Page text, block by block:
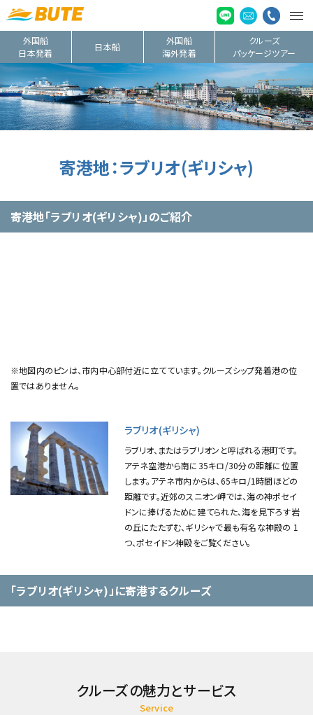
外国船
日本発着
日本船
外国船
海外発着
クルーズ
パッケージツアー
寄港地：ラブリオ(ギリシャ)
寄港地「ラブリオ(ギリシャ)」のご紹介
※地図内のピンは、市内中心部付近に立てています。クルーズシップ発着港の位
置ではありません。
ラブリオ(ギリシャ)
ラブリオ、またはラブリオンと呼ばれる港町です。
アテネ空港から南に35キロ/30分の距離に位置
します。アテネ市内からは、65キロ/1時間ほどの
距離です。近郊のスニオン岬では、海の神ポセイ
ドンに捧げるために建てられた、海を見下ろす岩
の丘にたたずむ、ギリシャで最も有名な神殿の 1
つ、ポセイドン神殿をご覧ください。
「ラブリオ(ギリシャ)」に寄港するクルーズ
クルーズの魅力とサービス
Service